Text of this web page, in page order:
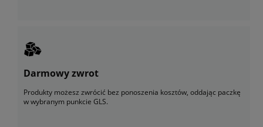
Darmowy zwrot
Produkty możesz zwrócić bez ponoszenia kosztów, oddając paczkę
w wybranym punkcie GLS.